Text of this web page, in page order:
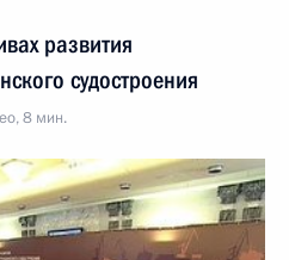
развития
судостроения
8 мин.